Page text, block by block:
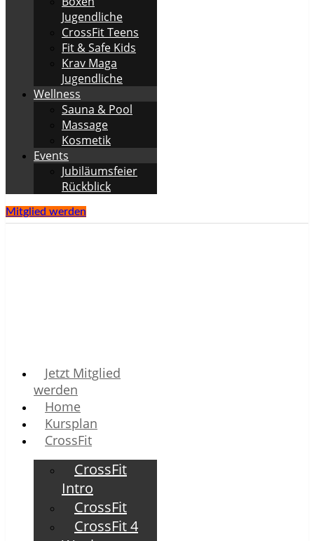
Jugendliche
CrossFit Teens
Fit & Safe Kids
Krav Maga
Jugendliche
Wellness
Sauna & Pool
Massage
Kosmetik
Events
Jubiläumsfeier
Rückblick
Mitglied werden
Jetzt Mitglied
werden
Home
Kursplan
CrossFit
CrossFit
Intro
CrossFit
CrossFit 4